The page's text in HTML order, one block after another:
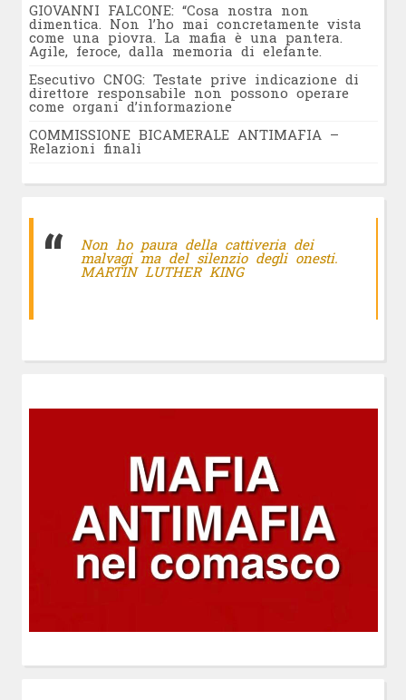
GIOVANNI FALCONE: “Cosa nostra non
dimentica. Non l’ho mai concretamente vista
come una piovra. La mafia è una pantera.
Agile, feroce, dalla memoria di elefante.
Esecutivo CNOG: Testate prive indicazione di
direttore responsabile non possono operare
come organi d’informazione
COMMISSIONE BICAMERALE ANTIMAFIA –
Relazioni finali
Non ho paura della cattiveria dei
malvagi ma del silenzio degli onesti.
MARTIN LUTHER KING